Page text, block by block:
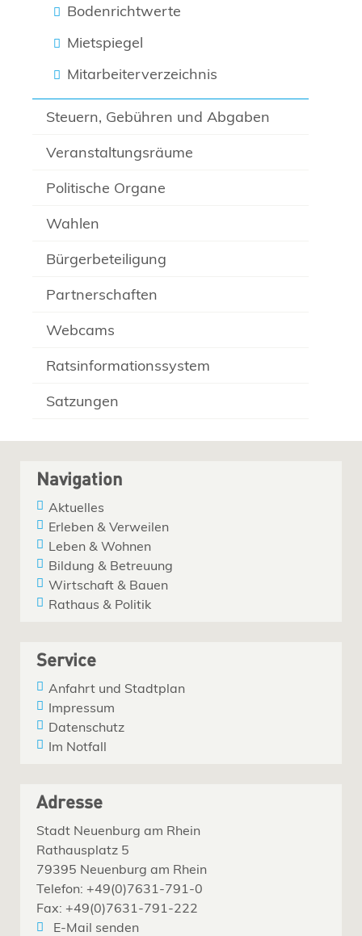
Bodenrichtwerte
Mietspiegel
Mitarbeiterverzeichnis
Steuern, Gebühren und Abgaben
Veranstaltungsräume
Politische Organe
Wahlen
Bürgerbeteiligung
Partnerschaften
Webcams
Ratsinformationssystem
Satzungen
Navigation
Aktuelles
Erleben & Verweilen
Leben & Wohnen
Bildung & Betreuung
Wirtschaft & Bauen
Rathaus & Politik
Service
Anfahrt und Stadtplan
Impressum
Datenschutz
Im Notfall
Adresse
Stadt Neuenburg am Rhein
Rathausplatz 5
79395 Neuenburg am Rhein
Telefon: +49(0)7631-791-0
Fax: +49(0)7631-791-222
E-Mail senden